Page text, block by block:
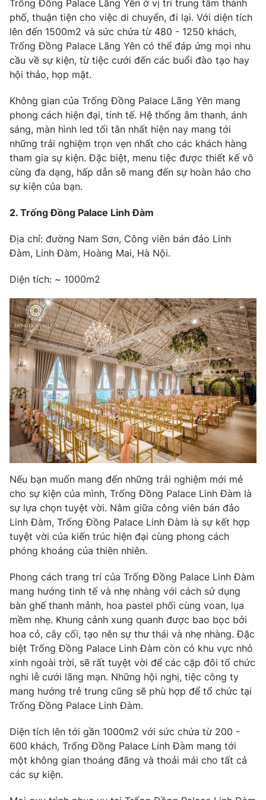
Photo Infographic
Video Shorts video
VTV Sức khoẻ Bất động sản
Thị trường 24h Tấm lòng Việt
VTV4
Liên hệ tòa soạn English
THỜI BÁO VTV
Theo dõi báo trên
Cơ quan chủ quản:Đài Truyền hình Việt Nam
Cơ quan báo chí:Thời báo VTV
Giấy phép hoạt động báo in và báo điện tử số 483/GP-BTTTT
cấp ngày 29/12/2023
Tổng Biên tập:Vũ Thanh Thủy
Phó Tổng Biên tập:
Nguyễn Thị Mỹ Hạnh, Phạm Quốc Thắng,
Nguyễn Trọng Ninh
Tổng đài VTV: 024.38 355 931 - 024.38 355 932
Ðiện thoại Thời báo VTV:
024.66 897 897
Email: toasoan@vtv.vn
Liên hệ quảng cáo:024-7300.7108
thuận bằng văn bản. Ghi rõ nguồn VTV.vn khi phát hành lại
thông tin từ website này.
Trống Đồng Palace Lãng Yên ở vị trí trung tâm thành
phố, thuận tiện cho việc di chuyển, đi lại. Với diện tích
lên đến 1500m2 và sức chứa từ 480 - 1250 khách,
Trống Đồng Palace Lãng Yên có thể đáp ứng mọi nhu
cầu về sự kiện, từ tiệc cưới đến các buổi đào tạo hay
hội thảo, họp mặt.
Không gian của Trống Đồng Palace Lãng Yên mang
phong cách hiện đại, tinh tế. Hệ thống âm thanh, ánh
sáng, màn hình led tối tân nhất hiện nay mang tới
những trải nghiệm trọn vẹn nhất cho các khách hàng
tham gia sự kiện. Đặc biệt, menu tiệc được thiết kế vô
cùng đa dạng, hấp dẫn sẽ mang đến sự hoàn hảo cho
sự kiện của bạn.
2. Trống Đồng Palace Linh Đàm
Địa chỉ: đường Nam Sơn, Công viên bán đảo Linh
Đàm, Linh Đàm, Hoàng Mai, Hà Nội.
Diện tích: ~ 1000m2
Nếu bạn muốn mang đến những trải nghiệm mới mẻ
cho sự kiện của mình, Trống Đồng Palace Linh Đàm là
sự lựa chọn tuyệt vời. Nằm giữa công viên bán đảo
Linh Đàm, Trống Đồng Palace Linh Đàm là sự kết hợp
tuyệt vời của kiến trúc hiện đại cùng phong cách
phóng khoáng của thiên nhiên.
Phong cách trang trí của Trống Đồng Palace Linh Đàm
mang hướng tinh tế và nhẹ nhàng với cách sử dụng
bàn ghế thanh mảnh, hoa pastel phối cùng voan, lụa
mềm nhẹ. Khung cảnh xung quanh được bao bọc bởi
hoa cỏ, cây cối, tạo nên sự thư thái và nhẹ nhàng. Đặc
biệt Trống Đồng Palace Linh Đàm còn có khu vực nhỏ
xinh ngoài trời, sẽ rất tuyệt vời để các cặp đôi tổ chức
nghi lễ cưới lãng mạn. Những hội nghị, tiệc công ty
mang hướng trẻ trung cũng sẽ phù hợp để tổ chức tại
Trống Đồng Palace Linh Đàm.
Diện tích lên tới gần 1000m2 với sức chứa từ 200 -
600 khách, Trống Đồng Palace Linh Đàm mang tới
một không gian thoáng đãng và thoải mái cho tất cả
các sự kiện.